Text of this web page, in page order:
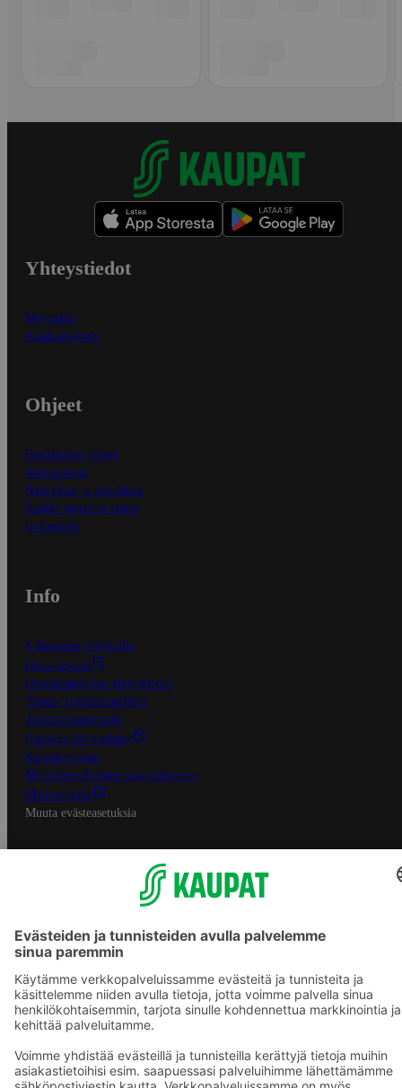
Yhteystiedot
Myymälät
Asiakaspalvelu
Ohjeet
Ensitilaajan ohjeet
Näin maksat
Näin tilaat ja muokkaat
Kaikki ohjeet ja vinkit
In English
Info
S-Business yrityksille
Oiva-raportit
Osuuskauppojen yhteystiedot
Tilaus- ja toimitusehdot
Tietosuojakäytäntö
Palvelun käyttöehdot
Saavutettavuus
Mobiilisovelluksen saavutettavuus
Mainostajalle
Muuta evästeasetuksia
S-ryhmän palvelut
S-ryhmä
Asiakasomistajuus
Yhteishyvä Ruoka -sovellus
S-ostoslista -sovellus
Prisma.fi
Sokos.fi
S-Pankki
Yhteishyvä